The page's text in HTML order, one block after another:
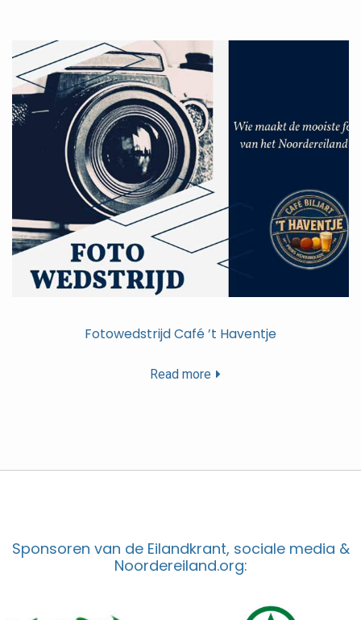
Fotowedstrijd Café ’t Haventje
Read more
Sponsoren van de Eilandkrant, sociale media &
Noordereiland.org: